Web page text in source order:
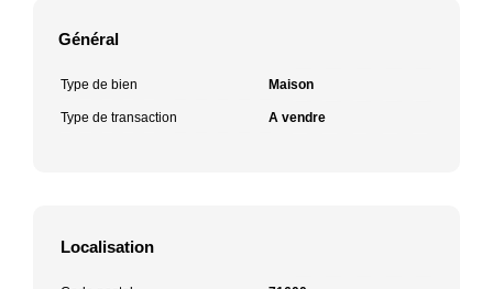
Général
Type de bien Maison
Type de transaction A vendre
Localisation